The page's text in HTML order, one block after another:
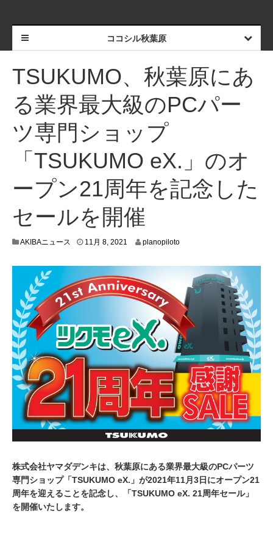
ココシル秋葉原
TSUKUMO、秋葉原にあ
る業界最大級のPCパー
ツ専門ショップ
「TSUKUMO eX.」のオ
ープン21周年を記念した
セールを開催
AKIBAニュース 11月 8, 2021
,
2
1
planopiloto
株式会社ヤマダデンキは、秋葉原にある業界最大級のPCパーツ
専門ショップ「TSUKUMO eX.」が2021年11月3日にオープン21
周年を迎えることを記念し、「TSUKUMO eX. 21周年セール」
を開催いたします。